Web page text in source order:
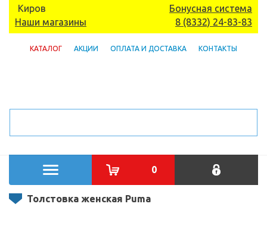
Киров
Наши магазины
Бонусная система
8 (8332) 24-83-83
КАТАЛОГ АКЦИИ ОПЛАТА И ДОСТАВКА КОНТАКТЫ
0
Толстовка женская Puma